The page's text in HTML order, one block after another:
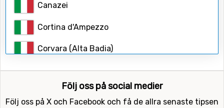
Canazei
Cortina d'Ampezzo
Corvara (Alta Badia)
Dienten
Ellmau
Sök
Följ oss på social medier
Följ oss på X och Facebook och få de allra senaste tipsen